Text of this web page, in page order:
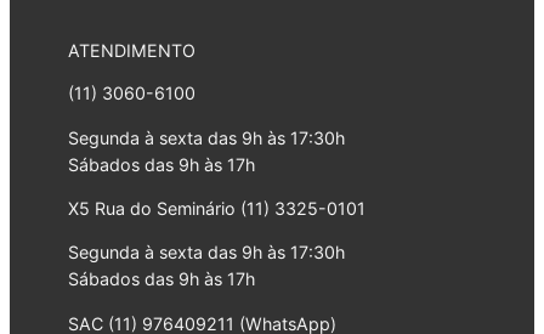
ATENDIMENTO
(11) 3060-6100
Segunda à sexta das 9h às 17:30h
Sábados das 9h às 17h
X5 Rua do Seminário (11) 3325-0101
Segunda à sexta das 9h às 17:30h
Sábados das 9h às 17h
SAC (11) 976409211 (WhatsApp)